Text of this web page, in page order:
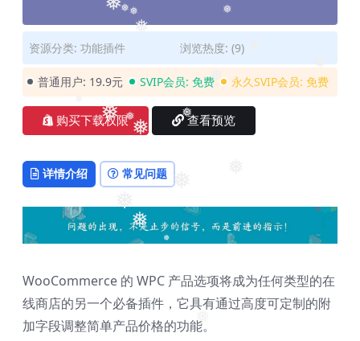
❅
❅
❅
❅
❅ ❅ ❅
❅
❅
❅
❅❅
❅
❅
❅
资源分类: 功能插件 浏览热度: (9)
普通用户: 19.9元 SVIP会员: 免费 永久SVIP会员: 免费
购买下载权限 查看预览
详情介绍 常见问题
WooCommerce 的 WPC 产品选项将成为任何类型的在
线商店的另一个必备插件，它具有通过高度可定制的附
加字段调整简单产品价格的功能。